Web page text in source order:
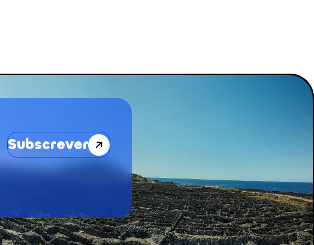
Subscrever